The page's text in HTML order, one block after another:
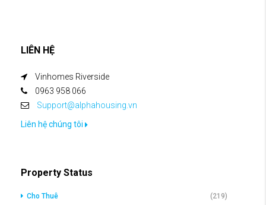
LIÊN HỆ
Vinhomes Riverside
0963 958 066
Support@alphahousing.vn
Liên hệ chúng tôi
Property Status
Cho Thuê
(219)